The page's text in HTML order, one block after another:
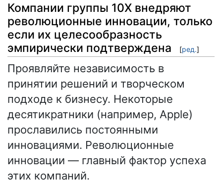
Компании группы 10X внедряют
революционные инновации, только
если их целесообразность
эмпирически подтверждена
[ред.]
Проявляйте независимость в
принятии решений и творческом
подходе к бизнесу. Некоторые
десятикратники (например, Apple)
прославились постоянными
инновациями. Революционные
инновации — главный фактор успеха
этих компаний.